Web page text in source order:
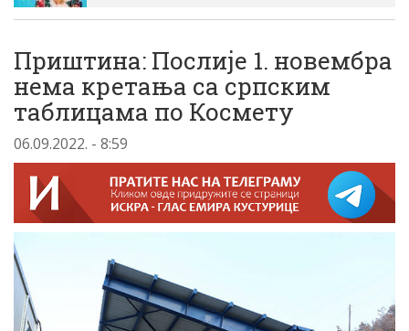
Приштина: Послије 1. новембра
нема кретања са српским
таблицама по Космету
06.09.2022. - 8:59